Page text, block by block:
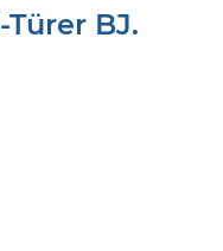
BJ.